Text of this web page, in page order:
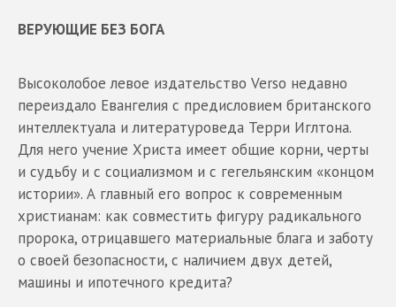
ВЕРУЮЩИЕ БЕЗ БОГА
Высоколобое левое издательство Verso недавно
переиздало Евангелия с предисловием британского
интеллектуала и литературоведа Терри Иглтона.
Для него учение Христа имеет общие корни, черты
и судьбу и с социализмом и с гегельянским «концом
истории». А главный его вопрос к современным
христианам: как совместить фигуру радикального
пророка, отрицавшего материальные блага и заботу
о своей безопасности, с наличием двух детей,
машины и ипотечного кредита?